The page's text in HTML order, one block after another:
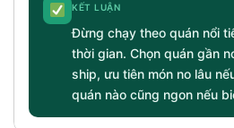
KẾT LUẬN
Đừng chạy theo quán nổi
thời gian. Chọn quán gần
ship, ưu tiên món no lâu
quán nào cũng ngon nếu